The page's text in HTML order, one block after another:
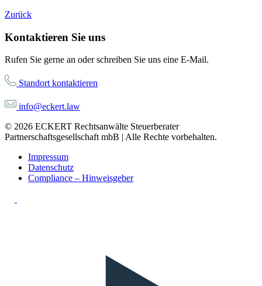
Zurück
Kontaktieren Sie uns
Rufen Sie gerne an oder schreiben Sie uns eine E-Mail.
Standort kontaktieren
info@eckert.law
© 2026 ECKERT Rechtsanwälte Steuerberater
Partnerschaftsgesellschaft mbB | Alle Rechte vorbehalten.
Impressum
Datenschutz
Compliance – Hinweisgeber